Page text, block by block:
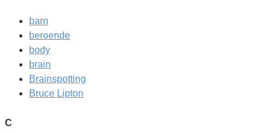
barn
beroende
body
brain
Brainspotting
Bruce Lipton
C